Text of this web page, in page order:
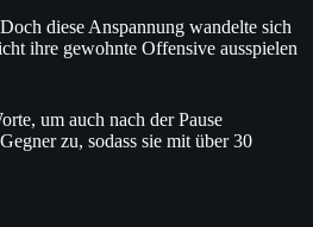
diese Anspannung wandelte sich
ihre gewohnte Offensive ausspielen
um auch nach der Pause
zu, sodass sie mit über 30